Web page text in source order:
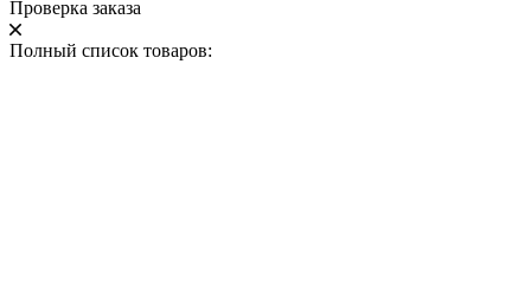
Проверка заказа
Полный список товаров: